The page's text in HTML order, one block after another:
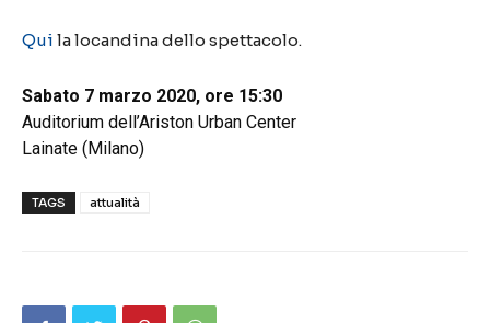
Qui la locandina dello spettacolo.
Sabato 7 marzo 2020, ore 15:30
Auditorium dell’Ariston Urban Center
Lainate (Milano)
TAGS attualità